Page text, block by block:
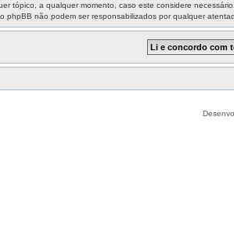
tópico, a qualquer momento, caso este considere
phpBB não podem ser responsabilizados por qualquer